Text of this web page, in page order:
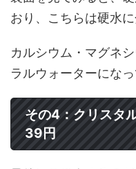
おり、こちらは硬水に
カルシウム・マグネ
ラルウォーターになっ
その4：クリスタ
39円